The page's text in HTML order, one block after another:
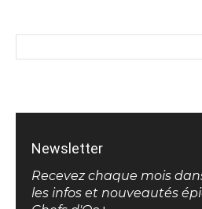
Newsletter
Recevez chaque mois
les infos et nouveautés